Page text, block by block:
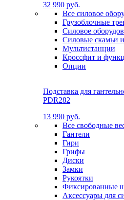
32 990 руб.
Все силовое
Грузоблочные
Силовое
Силовые скамьи
Мультистанции
Кроссфит и
Опции
Подставка для
PDR282
13 990 руб.
Все свободные
Гантели
Гири
Грифы
Диски
Замки
Рукоятки
Фиксированные
Аксессуары для